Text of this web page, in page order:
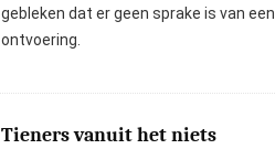
gebleken dat er geen sprake is van een
ontvoering.
Tieners vanuit het niets